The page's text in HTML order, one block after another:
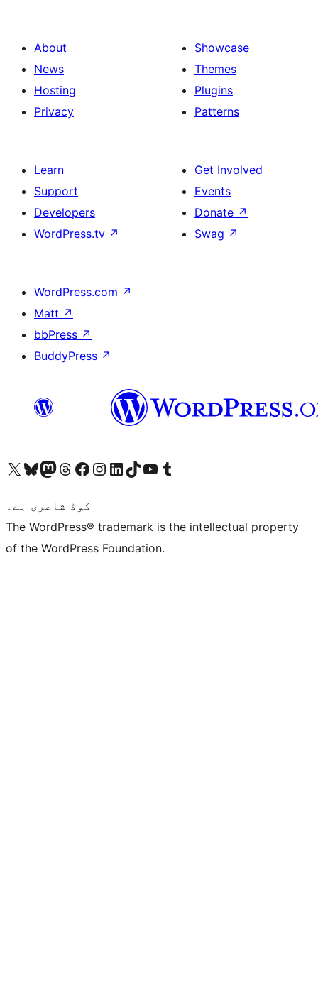
About
News
Hosting
Privacy
Showcase
Themes
Plugins
Patterns
Learn
Support
Developers
WordPress.tv ↗
Get Involved
Events
Donate ↗
Swag ↗
WordPress.com ↗
Matt ↗
bbPress ↗
BuddyPress ↗
Visit our X (formerly Twitter) account
ہمارے بلیواسکائی اکاؤنٹ پر جائیں
Visit our Mastodon account
ہمارے ٹھریڈز اکاؤنٹ پر جائیں
Visit our Facebook page
Visit our Instagram account
Visit our LinkedIn account
ہمارے ٹک ٹاک اکاؤنٹ پر جائیں
Visit our YouTube channel
ہمارے ٹمبلر اکاؤنٹ پر جائیں
کوڈ شاعری ہے۔
The WordPress® trademark is the intellectual property
of the WordPress Foundation.